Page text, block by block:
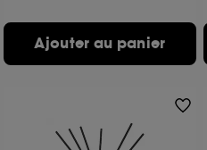
Ajouter au panier